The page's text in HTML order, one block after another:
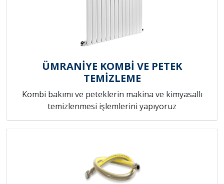
ÜMRANİYE KOMBİ VE PETEK
TEMİZLEME
Kombi bakımı ve peteklerin makina ve kimyasallı
temizlenmesi işlemlerini yapıyoruz